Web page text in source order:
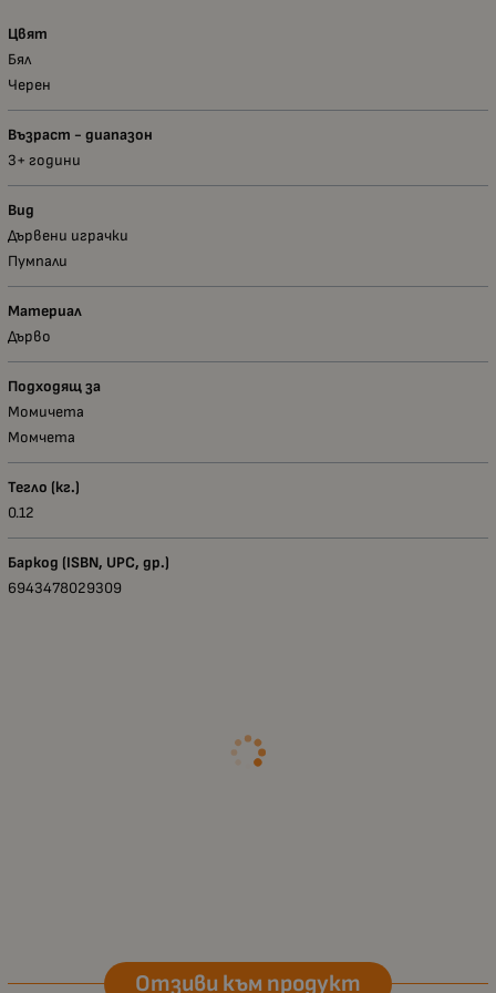
Цвят
Бял
Черен
Възраст - диапазон
3+ години
Вид
Дървени играчки
Пумпали
Материал
Дърво
Подходящ за
Момичета
Момчета
Тегло (кг.)
0.12
Баркод (ISBN, UPC, др.)
6943478029309
Отзиви към продукт